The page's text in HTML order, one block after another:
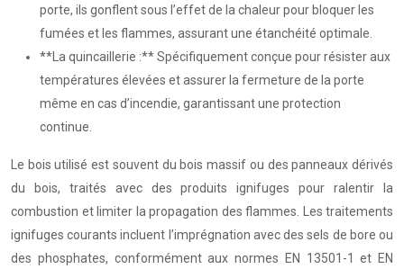
porte, ils gonflent sous l’effet de la chaleur pour bloquer les
fumées et les flammes, assurant une étanchéité optimale.
**La quincaillerie :** Spécifiquement conçue pour résister aux
températures élevées et assurer la fermeture de la porte
même en cas d’incendie, garantissant une protection
continue.
Le bois utilisé est souvent du bois massif ou des panneaux dérivés
du bois, traités avec des produits ignifuges pour ralentir la
combustion et limiter la propagation des flammes. Les traitements
ignifuges courants incluent l’imprégnation avec des sels de bore ou
des phosphates, conformément aux normes EN 13501-1 et EN